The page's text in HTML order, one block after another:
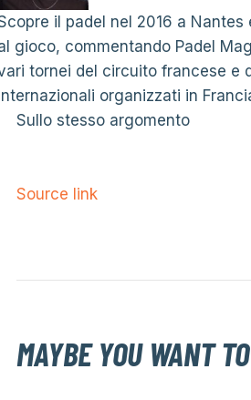
il padel nel 2016 a
gioco, commentando Padel
tornei del circuito francese e
organizzati in
Sullo stesso argomento
Source link
MAYBE YOU WANT